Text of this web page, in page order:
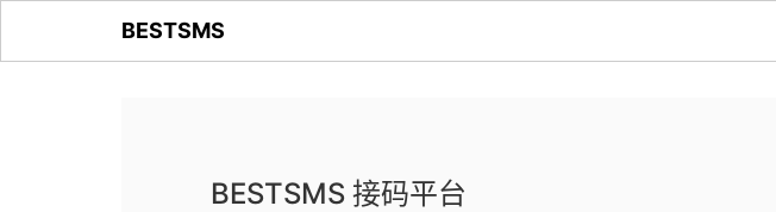
BESTSMS
BESTSMS 接码平台